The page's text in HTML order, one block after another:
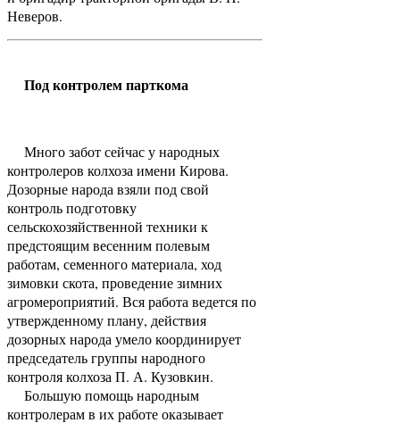
Неверов.
Под контролем парткома
Много забот сейчас у народных
контролеров колхоза имени Кирова.
Дозорные народа взяли под свой
контроль подготовку
сельскохозяйственной техники к
предстоящим весенним полевым
работам, семенного материала, ход
зимовки скота, проведение зимних
агромероприятий. Вся работа ведется по
утвержденному плану, действия
дозорных народа умело координирует
председатель группы народного
контроля колхоза П. А. Кузовкин.
Большую помощь народным
контролерам в их работе оказывает